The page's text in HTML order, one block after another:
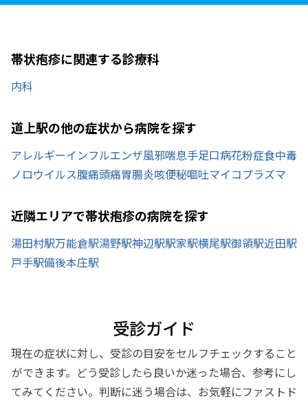
帯状疱疹に関連する診療科
内科
道上駅の他の症状から病院を探す
アレルギーインフルエンザ風邪喘息手足口病花粉症食中毒
ノロウイルス腹痛頭痛胃腸炎咳便秘嘔吐マイコプラズマ
近隣エリアで帯状疱疹の病院を探す
湯田村駅万能倉駅湯野駅神辺駅駅家駅横尾駅御領駅近田駅
戸手駅備後本庄駅
受診ガイド
現在の症状に対し、受診の目安をセルフチェックすること
ができます。どう受診したら良いか迷った場合、参考にし
てみてください。判断に迷う場合は、お気軽にファストド